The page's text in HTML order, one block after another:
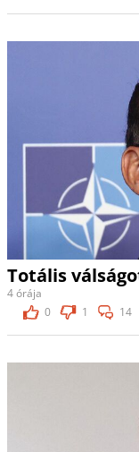
Totális
4 órája
0
1 14